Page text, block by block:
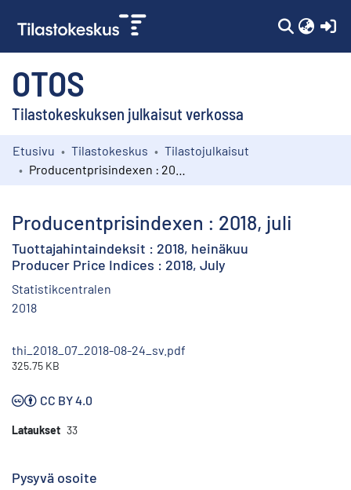
OTOS
Tilastokeskuksen julkaisut verkossa
Kokoelmat
Etusivu Tilastokeskus
Tilastojulkaisut
Producentprisindexen : 2018, juli
Tuottajahintaindeksit : 2018, heinäkuu
Producer Price Indices : 2018, July
Statistikcentralen
2018
thi_2018_07_2018-08-24_sv.pdf
325.75 KB
CC BY 4.0
Lataukset 33
Pysyvä osoite